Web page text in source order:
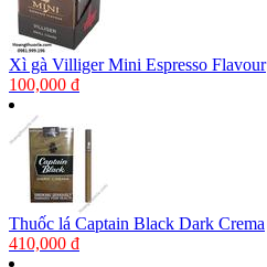
Xì gà Villiger Mini Espresso Flavour
100,000 đ
Thuốc lá Captain Black Dark Crema
410,000 đ